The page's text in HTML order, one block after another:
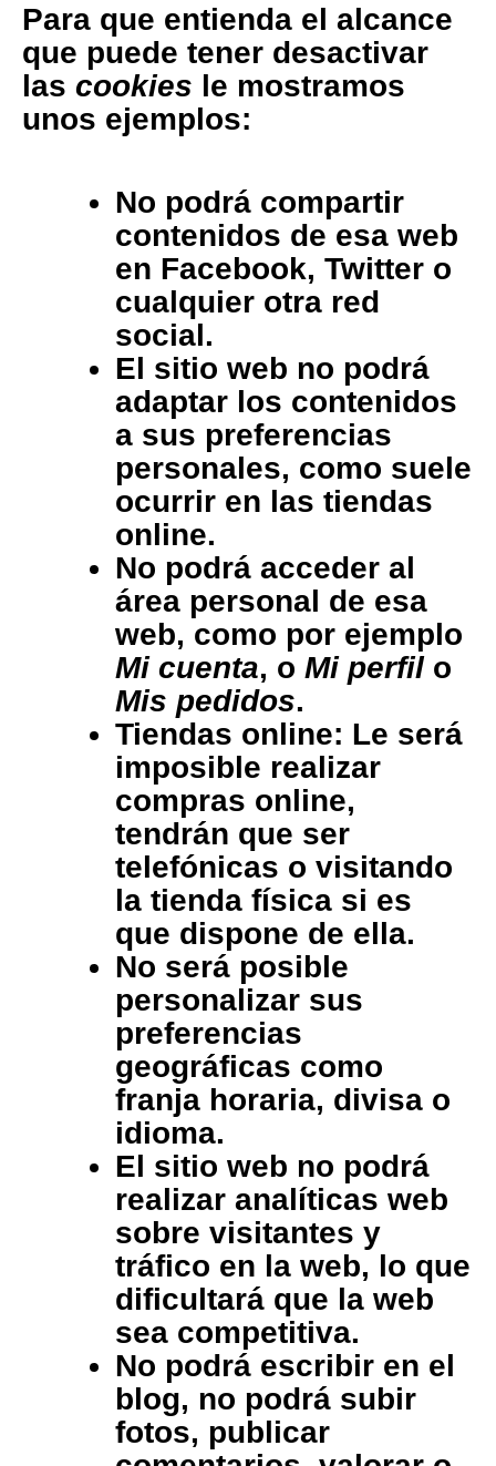
Para que entienda el alcance
que puede tener desactivar
las cookies le mostramos
unos ejemplos:
No podrá compartir
contenidos de esa web
en Facebook, Twitter o
cualquier otra red
social.
El sitio web no podrá
adaptar los contenidos
a sus preferencias
personales, como suele
ocurrir en las tiendas
online.
No podrá acceder al
área personal de esa
web, como por ejemplo
Mi cuenta, o Mi perfilo
Mis pedidos.
Tiendas online: Le será
imposible realizar
compras online,
tendrán que ser
telefónicas o visitando
la tienda física si es
que dispone de ella.
No será posible
personalizar sus
preferencias
geográficas como
franja horaria, divisa o
idioma.
El sitio web no podrá
realizar analíticas web
sobre visitantes y
tráfico en la web, lo que
dificultará que la web
sea competitiva.
No podrá escribir en el
blog, no podrá subir
fotos, publicar